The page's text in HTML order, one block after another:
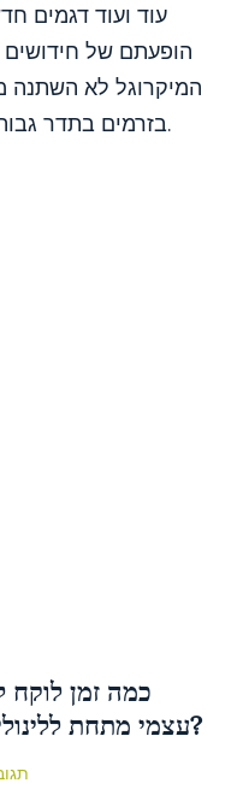
עוד ועוד דגמים
הופעתם של חידושים
המיקרוגל לא השתנה
בזרמים בתדר גבוה במיוחד כדי לחמם ולבשל מזון.
כמה זמן לוקח
עצמי מתחת ללינוליאום להתייבש?
0